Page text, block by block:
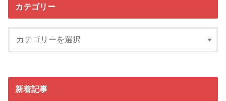
カテゴリー
新着記事